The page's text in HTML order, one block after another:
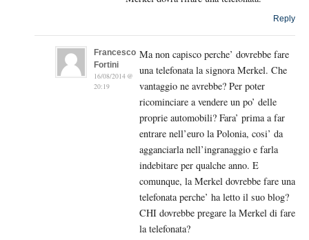
Reply
Francesco
Fortini
16/08/2014 @
20:19
Ma non capisco perche’ dovrebbe fare
una telefonata la signora Merkel. Che
vantaggio ne avrebbe? Per poter
ricominciare a vendere un po’ delle
proprie automobili? Fara’ prima a far
entrare nell’euro la Polonia, cosi’ da
agganciarla nell’ingranaggio e farla
indebitare per qualche anno. E
comunque, la Merkel dovrebbe fare una
telefonata perche’ ha letto il suo blog?
CHI dovrebbe pregare la Merkel di fare
la telefonata?